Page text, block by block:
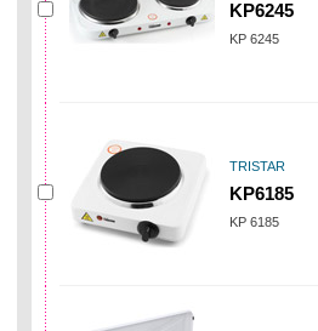
KP6245
KP 6245
TRISTAR
KP6185
KP 6185